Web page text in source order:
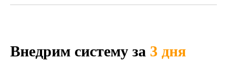
Внедрим систему за 3 дня